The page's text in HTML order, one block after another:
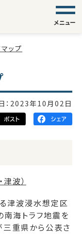
メニュー
ップ
2023年10月02日
波）
津波浸水想定区
海トラフ地震を
重県から公表さ